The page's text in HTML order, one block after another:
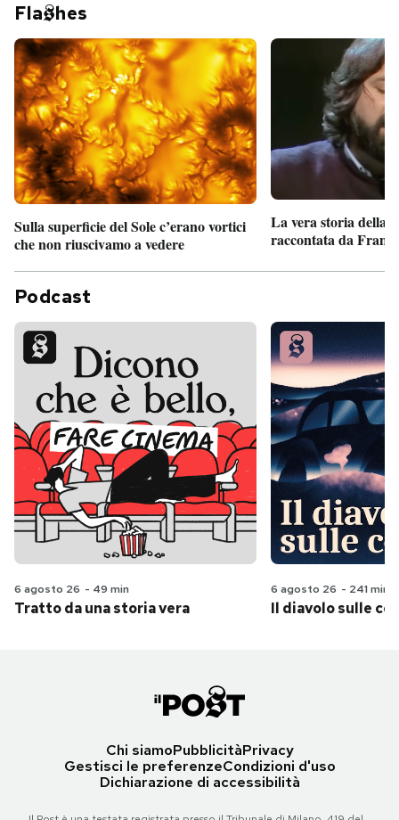
Fla hes
Sulla superficie del Sole c’erano vortici
che non riuscivamo a vedere
La vera storia della
raccontata da
Podcast
6 agosto 26 - 49 min
Tratto da una storia vera
6 agosto 26 - 241 min
Il diavolo sulle
Chi siamoPubblicitàPrivacy
Gestisci le preferenzeCondizioni d'uso
Dichiarazione di accessibilità